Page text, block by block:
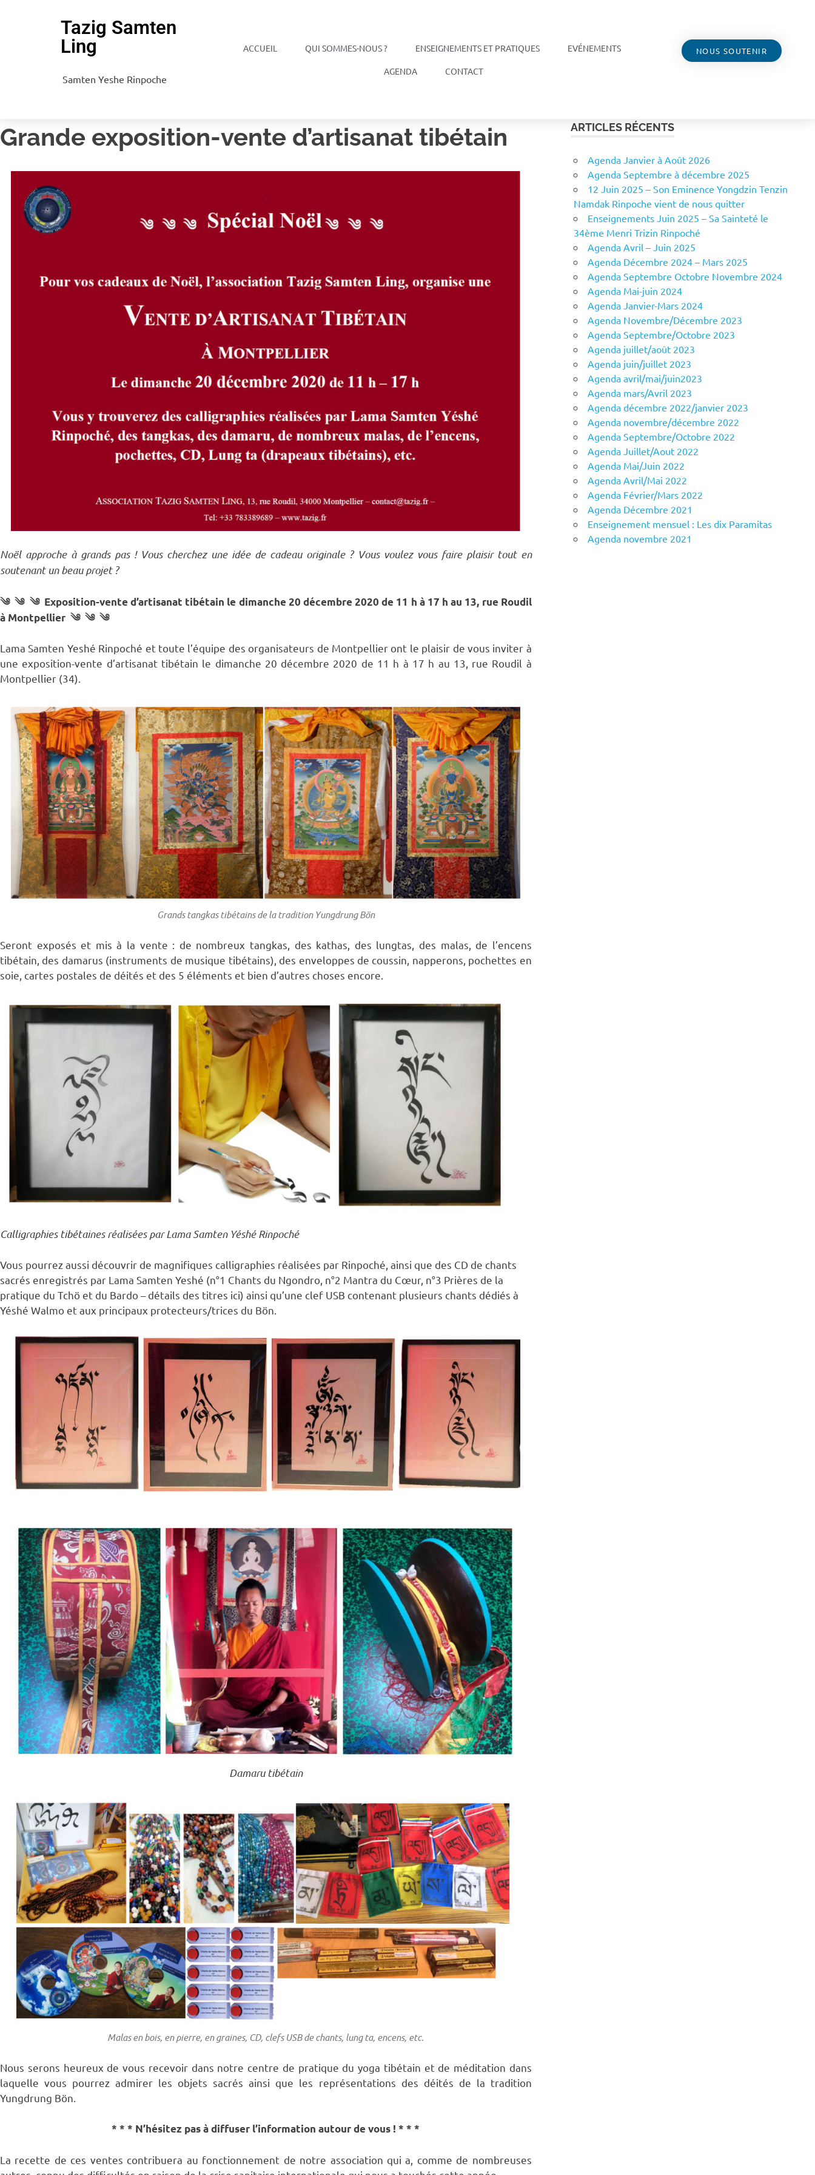
Tazig Samten
Ling
Samten Yeshe Rinpoche
ACCUEIL QUI SOMMES-NOUS ? ENSEIGNEMENTS ET PRATIQUES EVÉNEMENTS
AGENDA CONTACT
NOUS SOUTENIR
Grande exposition-vente d’artisanat tibétain
Noël approche à grands pas ! Vous cherchez une idée de cadeau originale ? Vous voulez vous faire plaisir tout en
soutenant un beau projet ?
༄ ༄ ༄ Exposition-vente d’artisanat tibétain le dimanche 20 décembre 2020 de 11 h à 17 h au 13, rue Roudil
à Montpellier ༄ ༄ ༄
Lama Samten Yeshé Rinpoché et toute l’équipe des organisateurs de Montpellier ont le plaisir de vous inviter à
une exposition-vente d’artisanat tibétain le dimanche 20 décembre 2020 de 11 h à 17 h au 13, rue Roudil à
Montpellier (34).
Grands tangkas tibétains de la tradition Yungdrung Bön
Seront exposés et mis à la vente : de nombreux tangkas, des kathas, des lungtas, des malas, de l’encens
tibétain, des damarus (instruments de musique tibétains), des enveloppes de coussin, napperons, pochettes en
soie, cartes postales de déités et des 5 éléments et bien d’autres choses encore.
Calligraphies tibétaines réalisées par Lama Samten Yéshé Rinpoché
Vous pourrez aussi découvrir de magnifiques calligraphies réalisées par Rinpoché, ainsi que des CD de chants
sacrés enregistrés par Lama Samten Yeshé (n°1 Chants du Ngondro, n°2 Mantra du Cœur, n°3 Prières de la
pratique du Tchö et du Bardo – détails des titres ici) ainsi qu’une clef USB contenant plusieurs chants dédiés à
Yéshé Walmo et aux principaux protecteurs/trices du Bön.
Damaru tibétain
Malas en bois, en pierre, en graines, CD, clefs USB de chants, lung ta, encens, etc.
Nous serons heureux de vous recevoir dans notre centre de pratique du yoga tibétain et de méditation dans
laquelle vous pourrez admirer les objets sacrés ainsi que les représentations des déités de la tradition
Yungdrung Bön.
* * * N’hésitez pas à diffuser l’information autour de vous ! * * *
La recette de ces ventes contribuera au fonctionnement de notre association qui a, comme de nombreuses
ARTICLES RÉCENTS
Agenda Janvier à Août 2026
Agenda Septembre à décembre 2025
12 Juin 2025 – Son Eminence Yongdzin Tenzin
Namdak Rinpoche vient de nous quitter
Enseignements Juin 2025 – Sa Sainteté le
34ème Menri Trizin Rinpoché
Agenda Avril – Juin 2025
Agenda Décembre 2024 – Mars 2025
Agenda Septembre Octobre Novembre 2024
Agenda Mai-juin 2024
Agenda Janvier-Mars 2024
Agenda Novembre/Décembre 2023
Agenda Septembre/Octobre 2023
Agenda juillet/août 2023
Agenda juin/juillet 2023
Agenda avril/mai/juin2023
Agenda mars/Avril 2023
Agenda décembre 2022/janvier 2023
Agenda novembre/décembre 2022
Agenda Septembre/Octobre 2022
Agenda Juillet/Aout 2022
Agenda Mai/Juin 2022
Agenda Avril/Mai 2022
Agenda Février/Mars 2022
Agenda Décembre 2021
Enseignement mensuel : Les dix Paramitas
Agenda novembre 2021